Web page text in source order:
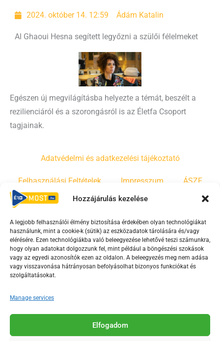
Hozzájárulás kezelése
A legjobb felhasználói élmény biztosítása érdekében olyan technológiákat
használunk, mint a cookie-k (sütik) az eszközadatok tárolására és/vagy
elérésére. Ezen technológiákba való beleegyezése lehetővé teszi számunkra,
hogy olyan adatokat dolgozzunk fel, mint például a böngészési szokások
vagy az egyedi azonosítók ezen az oldalon. A beleegyezés meg nem adása
vagy visszavonása hátrányosan befolyásolhat bizonyos funkciókat és
szolgáltatásokat.
Manage services
Elfogadom
2024. október 14. 12:59 Ádám Katalin
Al Ghaoui Hesna segített legyőzni a szülői félelmeket
Egészen új megvilágításba helyezte a témát, beszélt a
rezilienciáról és a szorongásról is az Életfa Csoport
tagjainak.
Adatvédelmi és adatkezelési tájékoztató
Felhasználási Feltételek Impresszum ÁSZF
Irányelvek Moderálási szabályzat
F
a
c
e
o
o
Y
o
u
t
b
e
T
i
k
Az Érd Média médiaszolgáltatási tevékenységét a
Médiatanács a Magyar Média Mecenatúra program